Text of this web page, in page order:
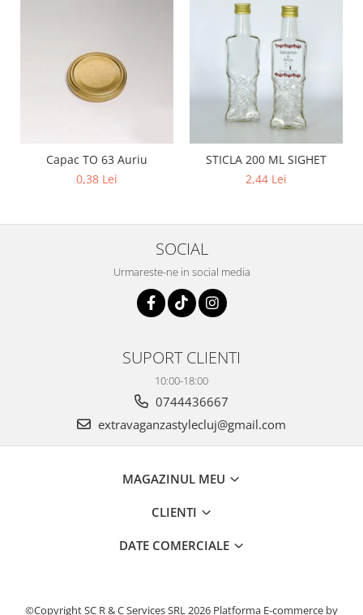
Capac TO 63 Auriu
0,38 Lei
STICLA 200 ML SIGHET
2,44 Lei
SOCIAL
Urmareste-ne in social media
SUPORT CLIENTI
10:00-18:00
0744436667
extravaganzastylecluj@gmail.com
MAGAZINUL MEU
CLIENTI
DATE COMERCIALE
©Copyright SC R & C Services SRL 2026 Platforma E-commerce by